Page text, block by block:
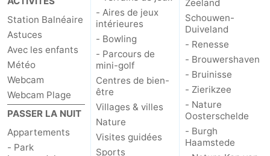
Station Balnéaire
Astuces
Avec les enfants
Météo
Webcam
Webcam Plage
PASSER LA NUIT
Appartements
- Park
- Aires de jeux
intérieures
- Bowling
- Parcours de
mini-golf
Centres de bien-
être
Villages & villes
Nature
Visites guidées
Sports
Zeeland
Schouwen-
Duiveland
- Renesse
- Brouwershaven
- Bruinisse
- Zierikzee
- Nature
Oosterschelde
- Burgh
Haamstede